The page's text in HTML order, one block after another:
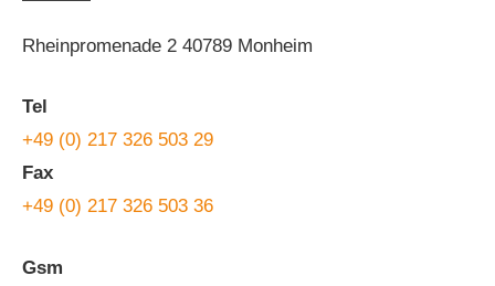
Rheinpromenade 2 40789 Monheim
Tel
+49 (0) 217 326 503 29
Fax
+49 (0) 217 326 503 36
Gsm